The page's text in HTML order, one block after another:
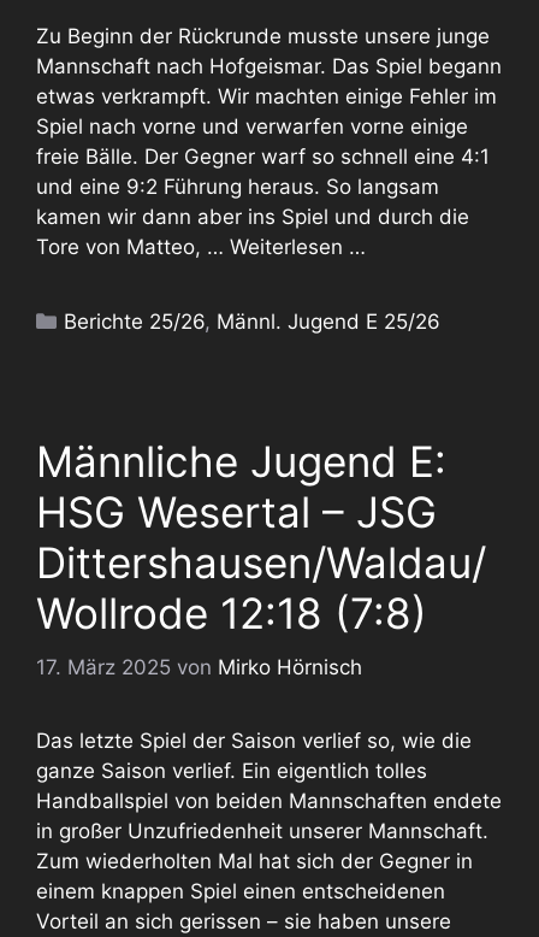
Zu Beginn der Rückrunde musste unsere junge
Mannschaft nach Hofgeismar. Das Spiel begann
etwas verkrampft. Wir machten einige Fehler im
Spiel nach vorne und verwarfen vorne einige
freie Bälle. Der Gegner warf so schnell eine 4:1
und eine 9:2 Führung heraus. So langsam
kamen wir dann aber ins Spiel und durch die
Tore von Matteo, … Weiterlesen …
Kategorien
Berichte 25/26, Männl. Jugend E 25/26
Männliche Jugend E:
HSG Wesertal – JSG
Dittershausen/Waldau/
Wollrode 12:18 (7:8)
17. März 2025 von Mirko Hörnisch
Das letzte Spiel der Saison verlief so, wie die
ganze Saison verlief. Ein eigentlich tolles
Handballspiel von beiden Mannschaften endete
in großer Unzufriedenheit unserer Mannschaft.
Zum wiederholten Mal hat sich der Gegner in
einem knappen Spiel einen entscheidenen
Vorteil an sich gerissen – sie haben unsere